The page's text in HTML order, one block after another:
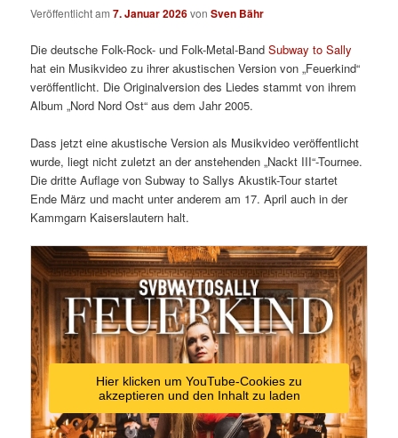
Veröffentlicht am7. Januar 2026vonSven Bähr
Die deutsche Folk-Rock- und Folk-Metal-BandSubway to Sally
hat ein Musikvideo zu ihrer akustischen Version von „Feuerkind“
veröffentlicht. Die Originalversion des Liedes stammt von ihrem
Album „Nord Nord Ost“ aus dem Jahr 2005.
Dass jetzt eine akustische Version als Musikvideo veröffentlicht
wurde, liegt nicht zuletzt an der anstehenden „Nackt III“-Tournee.
Die dritte Auflage von Subway to Sallys Akustik-Tour startet
Ende März und macht unter anderem am 17. April auch in der
Kammgarn Kaiserslautern halt.
Hier klicken um YouTube-Cookies zu
akzeptieren und den Inhalt zu laden